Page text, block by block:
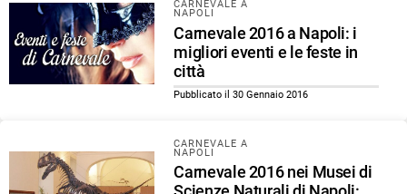
CARNEVALE A
NAPOLI
Carnevale 2016 a Napoli: i
migliori eventi e le feste in
città
Pubblicato il 30 Gennaio 2016
CARNEVALE A
NAPOLI
Carnevale 2016 nei Musei di